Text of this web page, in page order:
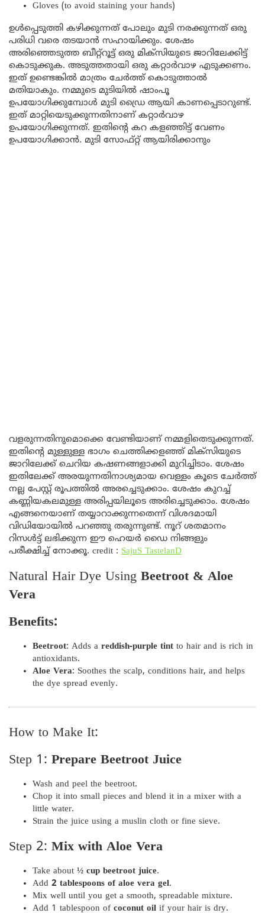
Gloves (to avoid staining your hands)
ഉൾപ്പെടുത്തി കഴിക്കുന്നത്‌ പോലും മുടി നരക്കുന്നത് ഒരു
പരിധി വരെ തടയാൻ സഹായിക്കും. ശേഷം
അരിഞ്ഞെടുത്ത ബീറ്റ്‌റൂട്ട് ഒരു മിക്സിയുടെ ജാറിലേക്കിട്ട്
കൊടുക്കുക. അടുത്തതായി ഒരു കറ്റാർവാഴ എടുക്കണം.
ഇത് ഉണ്ടെങ്കിൽ മാത്രം ചേർത്ത് കൊടുത്താൽ
മതിയാകും. നമ്മുടെ മുടിയിൽ ഷാംപൂ
ഉപയോഗിക്കുമ്പോൾ മുടി ഡ്രൈ ആയി കാണപ്പെടാറുണ്ട്.
ഇത് മാറ്റിയെടുക്കുന്നതിനാണ് കറ്റാർവാഴ
ഉപയോഗിക്കുന്നത്. ഇതിന്റെ കറ കളഞ്ഞിട്ട് വേണം
ഉപയോഗിക്കാൻ. മുടി സോഫ്റ്റ് ആയിരിക്കാനും
വളരുന്നതിനുമൊക്കെ വേണ്ടിയാണ് നമ്മളിതെടുക്കുന്നത്.
ഇതിന്റെ മുള്ളുള്ള ഭാഗം ചെത്തിക്കളഞ്ഞ് മിക്സിയുടെ
ജാറിലേക്ക് ചെറിയ കഷണങ്ങളാക്കി മുറിച്ചിടാം. ശേഷം
ഇതിലേക്ക് അരയുന്നതിനാശ്യമായ വെള്ളം കൂടെ ചേർത്ത്
നല്ല പേസ്റ്റ് രൂപത്തിൽ അരച്ചെടുക്കാം. ശേഷം കുറച്ച്
കണ്ണിയകലമുള്ള അരിപ്പയിലൂടെ അരിച്ചെടുക്കാം. ശേഷം
എങ്ങനെയാണ് തയ്യാറാക്കുന്നതെന്ന് വിശദമായി
വിഡിയോയിൽ പറഞ്ഞു തരുന്നുണ്ട്. നൂറ് ശതമാനം
റിസൾട്ട് ലഭിക്കുന്ന ഈ ഹെയർ ഡൈ നിങ്ങളും
പരീക്ഷിച്ച് നോക്കൂ. credit : SajuS TastelanD
Natural Hair Dye Using Beetroot & Aloe
Vera
Benefits:
Beetroot: Adds a reddish-purple tint to hair and is rich in
antioxidants.
Aloe Vera: Soothes the scalp, conditions hair, and helps
the dye spread evenly.
How to Make It:
Step 1: Prepare Beetroot Juice
Wash and peel the beetroot.
Chop it into small pieces and blend it in a mixer with a
little water.
Strain the juice using a muslin cloth or fine sieve.
Step 2: Mix with Aloe Vera
Take about ½ cup beetroot juice.
Add 2 tablespoons of aloe vera gel.
Mix well until you get a smooth, spreadable mixture.
Add 1 tablespoon of coconut oil if your hair is dry.